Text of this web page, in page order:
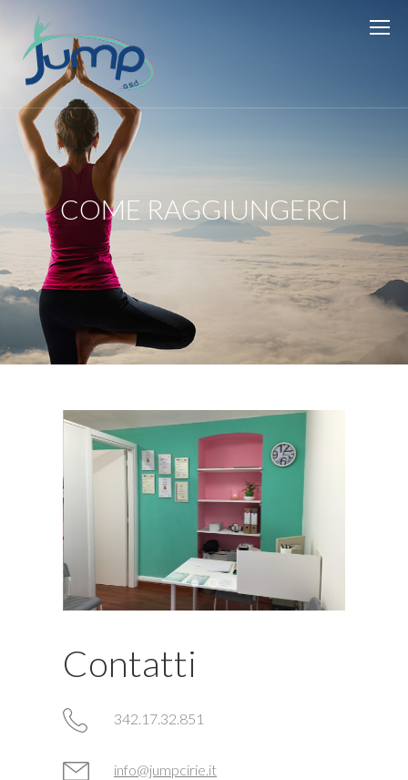
COME RAGGIUNGERCI
Contatti
342.17.32.851
info@jumpcirie.it